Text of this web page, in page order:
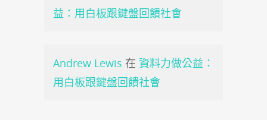
益：用白板跟鍵盤回饋社會
Andrew Lewis 在 資料力做公益：
用白板跟鍵盤回饋社會